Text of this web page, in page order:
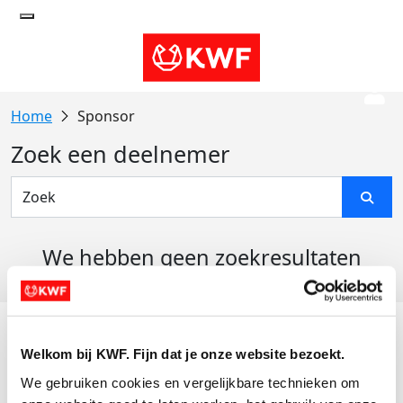
Welkom bij KWF. Fijn dat je onze website bezoekt.
We gebruiken cookies en vergelijkbare technieken om
Sponsor
Zoek een deelnemer
We hebben geen zoekresultaten
Actiematerialen
Evenementen